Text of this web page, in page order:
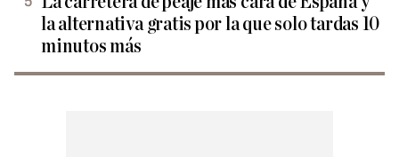
la alternativa gratis por la que solo tardas 10
minutos más